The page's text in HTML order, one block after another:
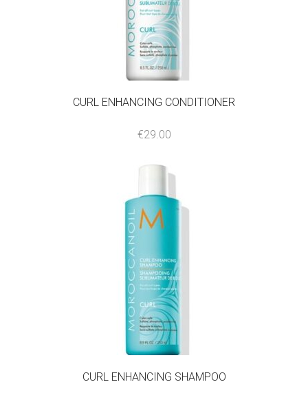
CURL ENHANCING CONDITIONER
€29.00
CURL ENHANCING SHAMPOO